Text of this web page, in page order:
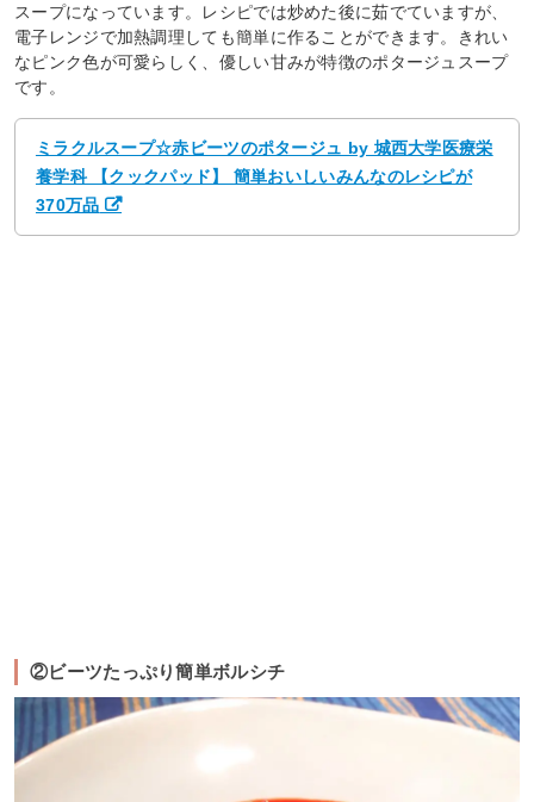
スープになっています。レシピでは炒めた後に茹でていますが、
電子レンジで加熱調理しても簡単に作ることができます。きれい
なピンク色が可愛らしく、優しい甘みが特徴のポタージュスープ
です。
ミラクルスープ☆赤ビーツのポタージュ by 城西大学医療栄
養学科 【クックパッド】 簡単おいしいみんなのレシピが
370万品
②ビーツたっぷり簡単ボルシチ